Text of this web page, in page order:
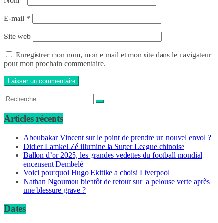
E-mail *
Site web
Enregistrer mon nom, mon e-mail et mon site dans le navigateur
pour mon prochain commentaire.
Articles récents
Aboubakar Vincent sur le point de prendre un nouvel envol ?
Didier Lamkel Zé illumine la Super League chinoise
Ballon d’or 2025, les grandes vedettes du football mondial
encensent Dembelé
Voici pourquoi Hugo Ekitike a choisi Liverpool
Nathan Ngoumou bientôt de retour sur la pelouse verte après
une blessure grave ?
Dates